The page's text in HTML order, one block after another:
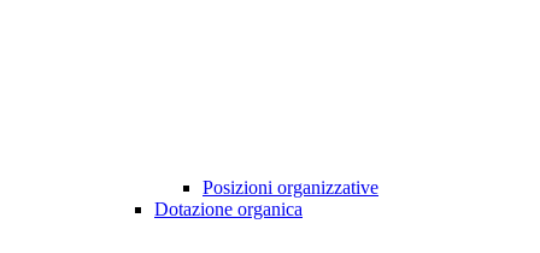
Posizioni organizzative
Dotazione organica